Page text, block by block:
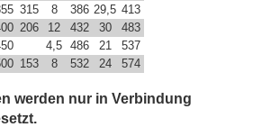
315 8 386 29,5 413
206 12 432 30
483
4,5 486 21
537
153 8 532 24 574
werden nur in Verbindung